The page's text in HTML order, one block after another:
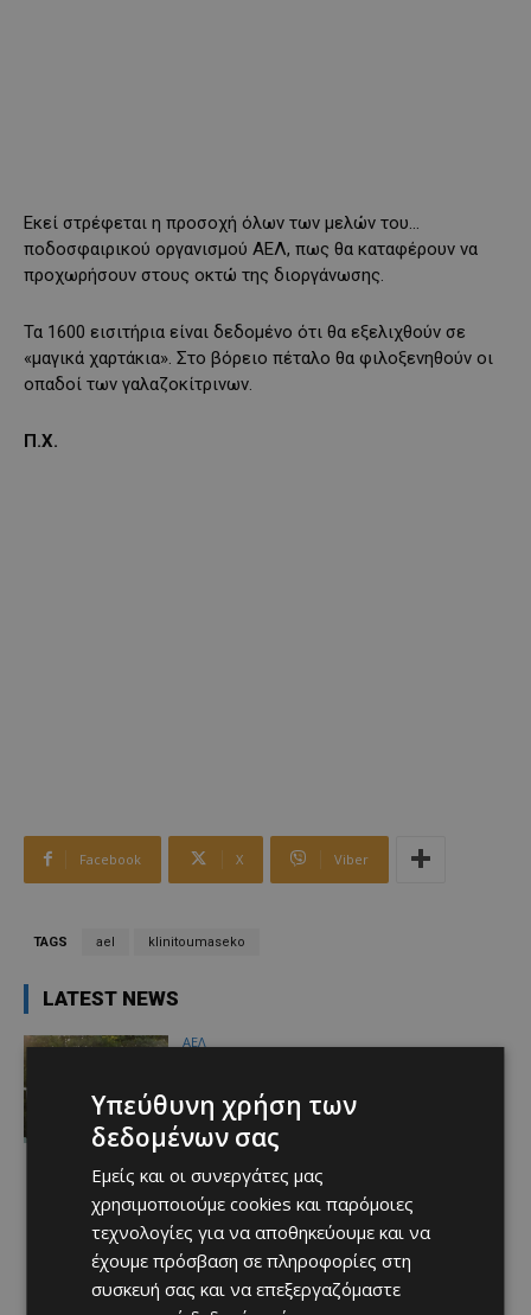
Εκεί στρέφεται η προσοχή όλων των μελών του…
ποδοσφαιρικού οργανισμού ΑΕΛ, πως θα καταφέρουν να
προχωρήσουν στους οκτώ της διοργάνωσης.
Τα 1600 εισιτήρια είναι δεδομένο ότι θα εξελιχθούν σε
«μαγικά χαρτάκια». Στο βόρειο πέταλο θα φιλοξενηθούν οι
οπαδοί των γαλαζοκίτρινων.
Π.Χ.
Facebook X Viber
TAGS ael klinitoumaseko
LATEST NEWS
ΑΕΛ
Afentiko - 08/08/2026
Υπεύθυνη χρήση των
δεδομένων σας
Εμείς και οι συνεργάτες μας
χρησιμοποιούμε cookies και παρόμοιες
τεχνολογίες για να αποθηκεύουμε και να
έχουμε πρόσβαση σε πληροφορίες στη
συσκευή σας και να επεξεργαζόμαστε